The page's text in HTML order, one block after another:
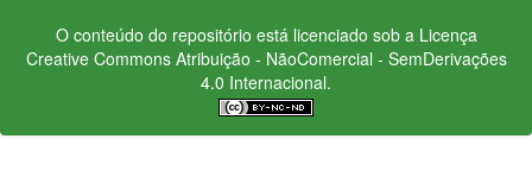
O conteúdo do repositório está licenciado sob a Licença
Creative CommonsAtribuição - NãoComercial - SemDerivações
4.0 Internacional.